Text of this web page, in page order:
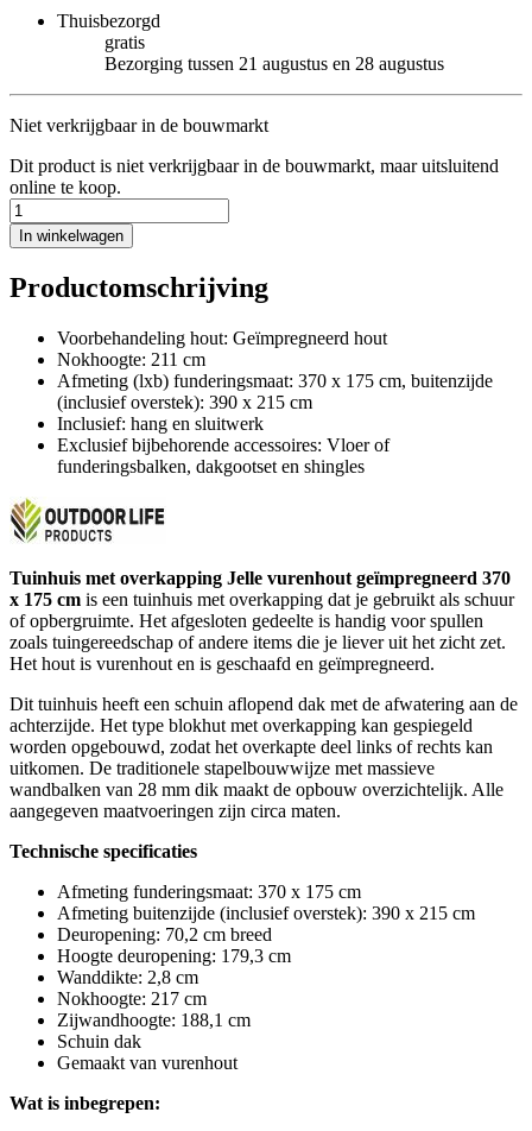
Thuisbezorgd
gratis
Bezorging tussen 21 augustus en 28 augustus
Niet verkrijgbaar in de bouwmarkt
Dit product is niet verkrijgbaar in de bouwmarkt, maar uitsluitend
online te koop.
In winkelwagen
Productomschrijving
Voorbehandeling hout: Geïmpregneerd hout
Nokhoogte: 211 cm
Afmeting (lxb) funderingsmaat: 370 x 175 cm, buitenzijde
(inclusief overstek): 390 x 215 cm
Inclusief: hang en sluitwerk
Exclusief bijbehorende accessoires: Vloer of
funderingsbalken, dakgootset en shingles
Tuinhuis met overkapping Jelle vurenhout geïmpregneerd 370
x 175 cm is een tuinhuis met overkapping dat je gebruikt als schuur
of opbergruimte. Het afgesloten gedeelte is handig voor spullen
zoals tuingereedschap of andere items die je liever uit het zicht zet.
Het hout is vurenhout en is geschaafd en geïmpregneerd.
Dit tuinhuis heeft een schuin aflopend dak met de afwatering aan de
achterzijde. Het type blokhut met overkapping kan gespiegeld
worden opgebouwd, zodat het overkapte deel links of rechts kan
uitkomen. De traditionele stapelbouwwijze met massieve
wandbalken van 28 mm dik maakt de opbouw overzichtelijk. Alle
aangegeven maatvoeringen zijn circa maten.
Technische specificaties
Afmeting funderingsmaat: 370 x 175 cm
Afmeting buitenzijde (inclusief overstek): 390 x 215 cm
Deuropening: 70,2 cm breed
Hoogte deuropening: 179,3 cm
Wanddikte: 2,8 cm
Nokhoogte: 217 cm
Zijwandhoogte: 188,1 cm
Schuin dak
Gemaakt van vurenhout
Wat is inbegrepen: